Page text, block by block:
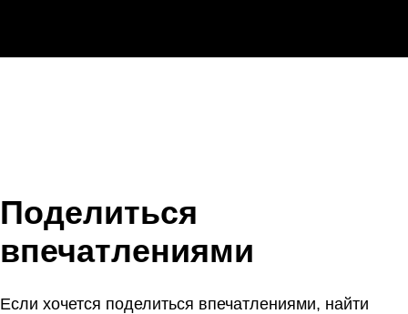
Поделиться
впечатлениями
Если хочется поделиться впечатлениями, найти